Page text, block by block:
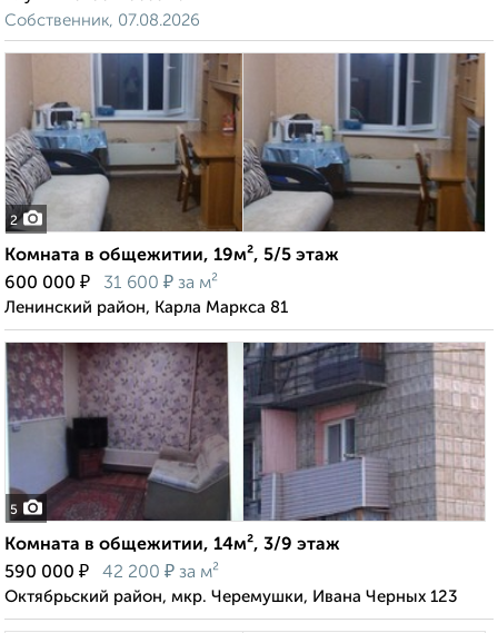
Собственник, 07.08.2026
2
Комната в общежитии, 19м², 5/5 этаж
600 000 ₽ 31 600 ₽ за м²
Ленинский район, Карла Маркса 81
5
Комната в общежитии, 14м², 3/9 этаж
590 000 ₽ 42 200 ₽ за м²
Октябрьский район, мкр. Черемушки, Ивана Черных 123